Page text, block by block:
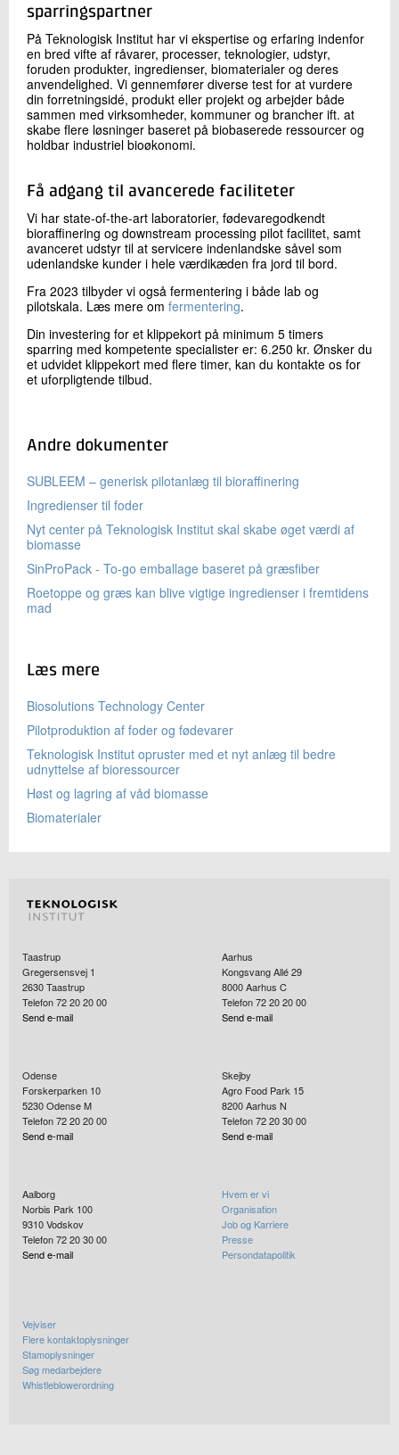
sparringspartner
På Teknologisk Institut har vi ekspertise og erfaring indenfor
en bred vifte af råvarer, processer, teknologier, udstyr,
foruden produkter, ingredienser, biomaterialer og deres
anvendelighed. Vi gennemfører diverse test for at vurdere
din forretningsidé, produkt eller projekt og arbejder både
sammen med virksomheder, kommuner og brancher ift. at
skabe flere løsninger baseret på biobaserede ressourcer og
holdbar industriel bioøkonomi.
Få adgang til avancerede faciliteter
Vi har state-of-the-art laboratorier, fødevaregodkendt
bioraffinering og downstream processing pilot facilitet, samt
avanceret udstyr til at servicere indenlandske såvel som
udenlandske kunder i hele værdikæden fra jord til bord.
Fra 2023 tilbyder vi også fermentering i både lab og
pilotskala. Læs mere om fermentering.
Din investering for et klippekort på minimum 5 timers
sparring med kompetente specialister er: 6.250 kr. Ønsker du
et udvidet klippekort med flere timer, kan du kontakte os for
et uforpligtende tilbud.
Andre dokumenter
SUBLEEM – generisk pilotanlæg til bioraffinering
Ingredienser til foder
Nyt center på Teknologisk Institut skal skabe øget værdi af
biomasse
SinProPack - To-go emballage baseret på græsfiber
Roetoppe og græs kan blive vigtige ingredienser i fremtidens
mad
Læs mere
Biosolutions Technology Center
Pilotproduktion af foder og fødevarer
Teknologisk Institut opruster med et nyt anlæg til bedre
udnyttelse af bioressourcer
Høst og lagring af våd biomasse
Biomaterialer
Taastrup
Gregersensvej 1
2630Taastrup
Telefon 72 20 20 00
Send e-mail
Aarhus
Kongsvang Allé 29
8000Aarhus C
Telefon 72 20 20 00
Send e-mail
Odense
Forskerparken 10
5230Odense M
Telefon 72 20 20 00
Send e-mail
Skejby
Agro Food Park 15
8200Aarhus N
Telefon 72 20 30 00
Send e-mail
Aalborg
Norbis Park 100
9310Vodskov
Telefon 72 20 30 00
Send e-mail
Hvem er vi
Organisation
Job og Karriere
Presse
Persondatapolitik
Vejviser
Flere kontaktoplysninger
Stamoplysninger
Søg medarbejdere
Whistleblowerordning